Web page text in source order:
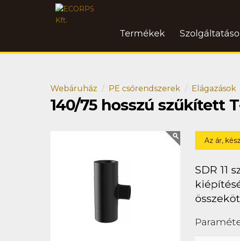
Termékek
Webáruház PE csőrendszerek Elágazások
140/75 hosszú szűkített
Az ár,
SDR 11